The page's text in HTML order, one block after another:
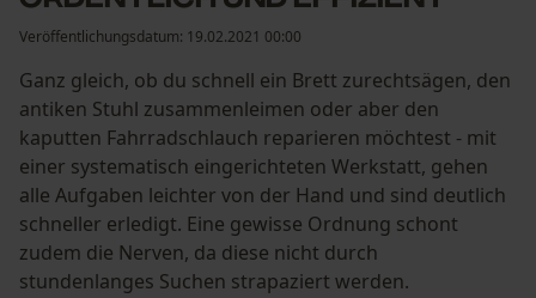
Veröffentlichungsdatum: 19.02.2021 00:00
Ganz gleich, ob du schnell ein Brett zurechtsägen, den
antiken Stuhl zusammenleimen oder aber den
kaputten Fahrradschlauch reparieren möchtest - mit
einer systematisch eingerichteten Werkstatt, gehen
alle Aufgaben leichter von der Hand und sind deutlich
schneller erledigt. Eine gewisse Ordnung schont
zudem die Nerven, da diese nicht durch
stundenlanges Suchen strapaziert werden.